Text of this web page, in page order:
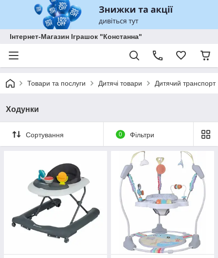
Інтернет-Магазин Іграшок "Констанна"
Товари та послуги Дитячі товари Дитячий транспорт
Ходунки
Сортування 0 Фільтри